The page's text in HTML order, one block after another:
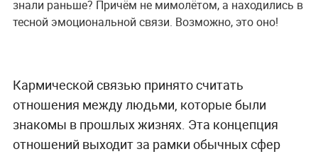
знали раньше? Причём не мимолётом, а находились в
тесной эмоциональной связи. Возможно, это оно!
Кармической связью принято считать
отношения между людьми, которые были
знакомы в прошлых жизнях. Эта концепция
отношений выходит за рамки обычных сфер